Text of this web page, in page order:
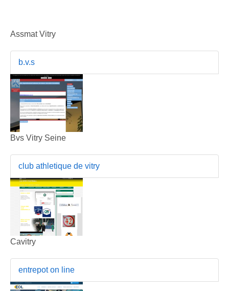
Assmat Vitry
b.v.s
Bvs Vitry Seine
club athletique de vitry
Cavitry
entrepot on line